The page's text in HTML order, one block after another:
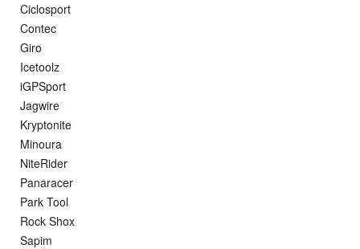
Ciclosport
Contec
Giro
Icetoolz
iGPSport
Jagwire
Kryptonite
Minoura
NiteRider
Panaracer
Park Tool
Rock Shox
Sapim